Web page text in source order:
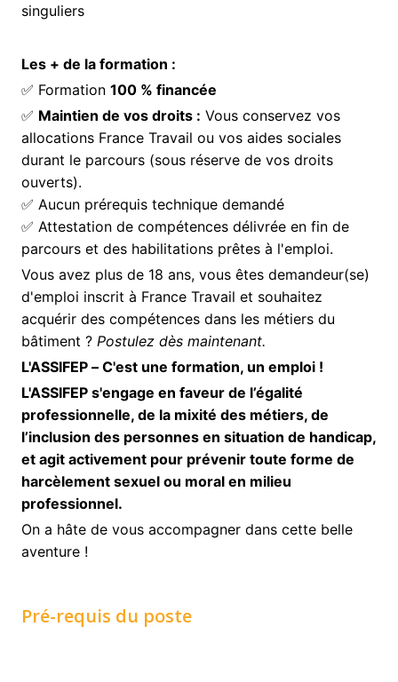
singuliers
Les + de la formation :
✅ Formation 100 % financée
✅ Maintien de vos droits : Vous conservez vos
allocations France Travail ou vos aides sociales
durant le parcours (sous réserve de vos droits
ouverts).
✅ Aucun prérequis technique demandé
✅ Attestation de compétences délivrée en fin de
parcours et des habilitations prêtes à l'emploi.
Vous avez plus de 18 ans, vous êtes demandeur(se)
d'emploi inscrit à France Travail et souhaitez
acquérir des compétences dans les métiers du
bâtiment ? Postulez dès maintenant.
L'ASSIFEP – C'est une formation, un emploi !
L'ASSIFEP s'engage en faveur de l’égalité
professionnelle, de la mixité des métiers, de
l’inclusion des personnes en situation de handicap,
et agit activement pour prévenir toute forme de
harcèlement sexuel ou moral en milieu
professionnel.
On a hâte de vous accompagner dans cette belle
aventure !
Pré-requis du poste